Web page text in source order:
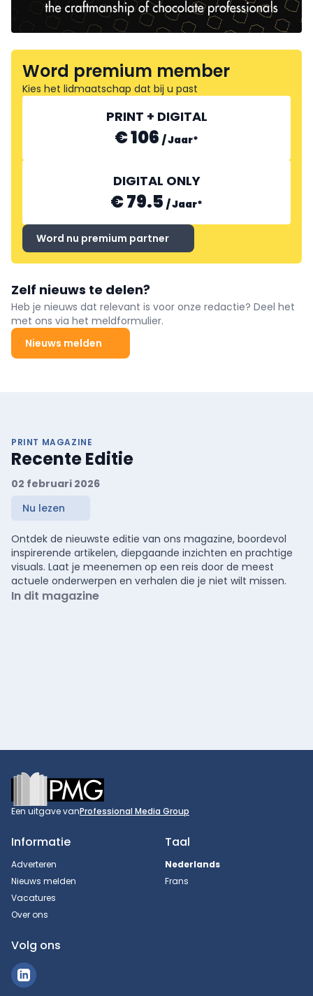
Word premium member
Kies het lidmaatschap dat bij u past
PRINT + DIGITAL
€ 106 /Jaar*
DIGITAL ONLY
€ 79.5 /Jaar*
Word nu premium partner
Zelf nieuws te delen?
Heb je nieuws dat relevant is voor onze redactie? Deel het
met ons via het meldformulier.
Nieuws melden
PRINT MAGAZINE
Recente Editie
02 februari 2026
Nu lezen
Ontdek de nieuwste editie van ons magazine, boordevol
inspirerende artikelen, diepgaande inzichten en prachtige
visuals. Laat je meenemen op een reis door de meest
actuele onderwerpen en verhalen die je niet wilt missen.
In dit magazine
Footer
Een uitgave vanProfessional Media Group
Informatie
Adverteren
Nieuws melden
Vacatures
Over ons
Taal
Nederlands
Frans
Volg ons